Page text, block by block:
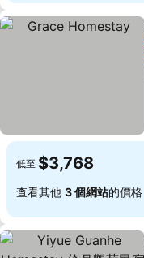
低至 $3,768
查看其他 3 個網站的價格